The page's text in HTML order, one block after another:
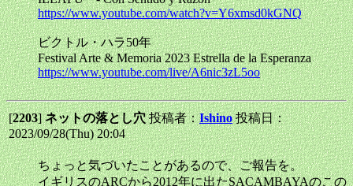
https://www.youtube.com/watch?v=Y6xmsd0kGNQ
ビクトル・ハラ50年
Festival Arte & Memoria 2023 Estrella de la Esperanza
https://www.youtube.com/live/A6nic3zL5oo
[2203]ネットの落とし穴投稿者：Ishino 投稿日：
2023/09/28(Thu) 20:04
ちょっと気づいたことがあるので、ご報告を。
イギリスのARCから2012年に出たSACAMBAYAのこの